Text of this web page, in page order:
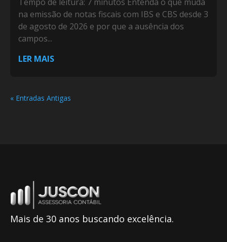
na emissão de notas fiscais com IBS e CBS desde 3
de agosto de 2026 e por que a ausência dos
campos...
LER MAIS
« Entradas Antigas
Mais de 30 anos buscando excelência.